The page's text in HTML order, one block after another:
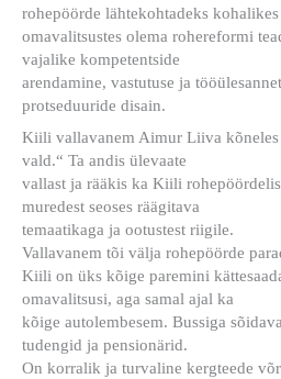
rohepöörde lähtekohtadeks kohalikes
omavalitsustes olema rohereformi
vajalike kompetentside
arendamine, vastutuse ja
protseduuride disain.
Kiili vallavanem Aimur Liiva
vald.“ Ta andis ülevaate
vallast ja rääkis ka Kiili
muredest seoses räägitava
temaatikaga ja ootustest riigile.
Vallavanem tõi välja rohepöörde
Kiili on üks kõige paremini
omavalitsusi, aga samal ajal ka
kõige autolembesem. Bussiga
tudengid ja pensionärid.
On korralik ja turvaline kergteede